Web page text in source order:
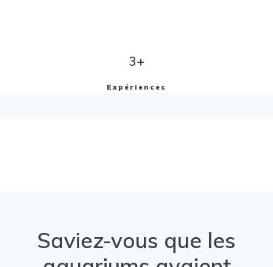
3+
Expériences
Saviez-vous que les